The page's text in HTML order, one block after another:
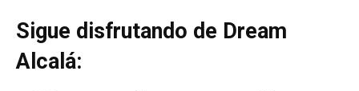
Sigue disfrutando de Dream
Alcalá: